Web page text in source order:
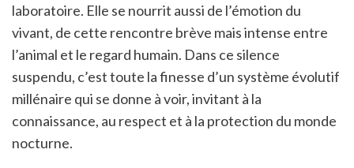
laboratoire. Elle se nourrit aussi de l’émotion du
vivant, de cette rencontre brève mais intense entre
l’animal et le regard humain. Dans ce silence
suspendu, c’est toute la finesse d’un système évolutif
millénaire qui se donne à voir, invitant à la
connaissance, au respect et à la protection du monde
nocturne.